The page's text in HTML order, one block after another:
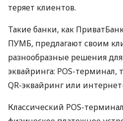
теряет клиентов.
Такие банки, как
ПУМБ, предлагают своим
разнообразные решения
эквайринга: POS-
QR-эквайринг или
Классический POS-